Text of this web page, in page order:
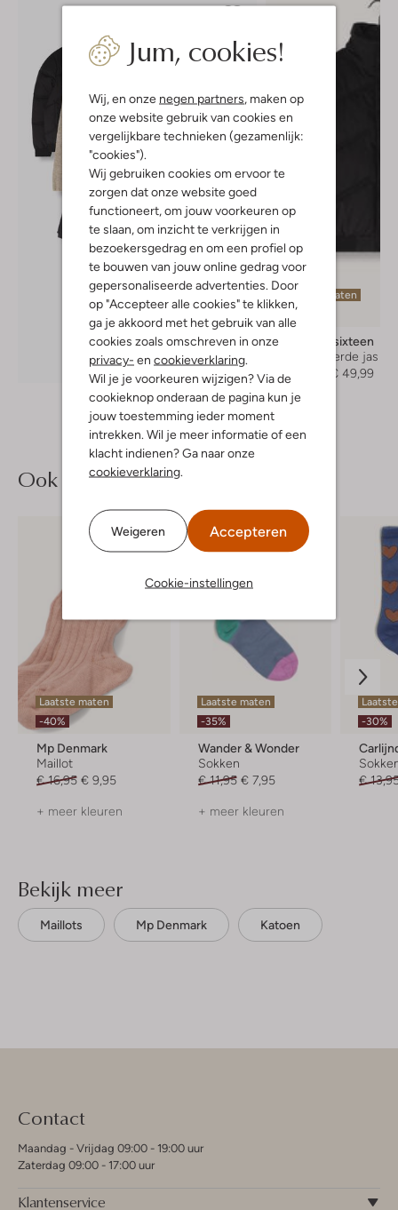
Jum, cookies!
Wij, en onze negen partners, maken op
onze website gebruik van cookies en
vergelijkbare technieken (gezamenlijk:
"cookies").
Wij gebruiken cookies om ervoor te
zorgen dat onze website goed
functioneert, om jouw voorkeuren op
te slaan, om inzicht te verkrijgen in
bezoekersgedrag en om een profiel op
te bouwen van jouw online gedrag voor
gepersonaliseerde advertenties. Door
op "Accepteer alle cookies" te klikken,
ga je akkoord met het gebruik van alle
cookies zoals omschreven in onze
privacy- en cookieverklaring.
Wil je je voorkeuren wijzigen? Via de
cookieknop onderaan de pagina kun je
jouw toestemming ieder moment
intrekken. Wil je meer informatie of een
klacht indienen? Ga naar onze
cookieverklaring.
Weigeren Accepteren
Cookie-instellingen
Ontdek de look
Laatste maten
Looxs 10sixteen
Gewatteerde jas
€ 99,95
€ 49,99
Ook iets voor jou?
Laatste maten
-40%
Mp Denmark
Maillot
€ 16,95 € 9,95
+ meer kleuren
Laatste maten
-35%
Wander & Wonder
Sokken
€ 11,95 € 7,95
+ meer kleuren
-30%
€
Bekijk meer
Maillots Mp Denmark Katoen
Contact
Maandag - Vrijdag 09:00 - 19:00 uur
Zaterdag 09:00 - 17:00 uur
Klantenservice